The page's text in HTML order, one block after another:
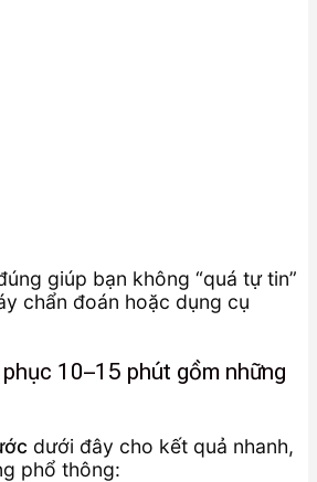
giúp bạn không “quá tự tin”
chẩn đoán hoặc dụng cụ
10–15 phút gồm những
dưới đây cho kết quả nhanh,
phổ thông: